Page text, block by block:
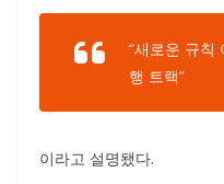
“새로운 규칙
행 트랙”
이라고 설명됐다.